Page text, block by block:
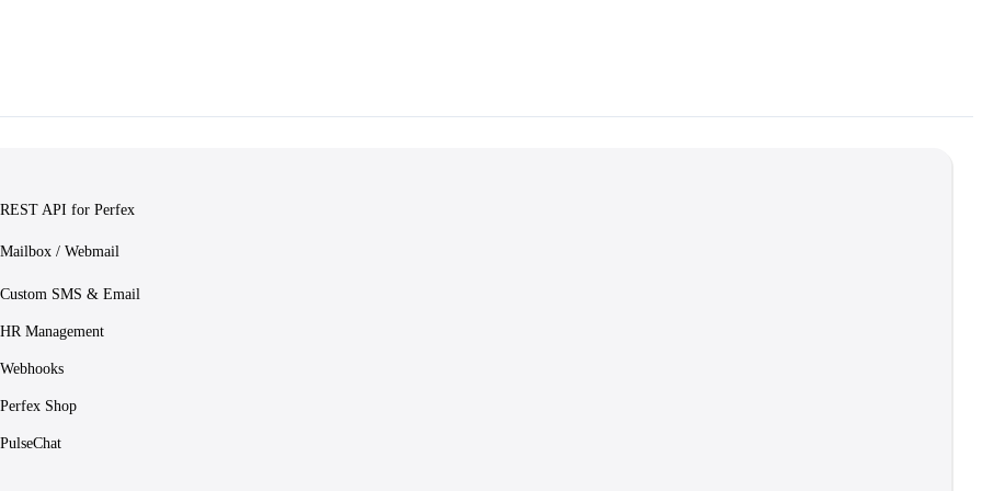
REST API for Perfex
Mailbox / Webmail
Custom SMS & Email
HR Management
Webhooks
Perfex Shop
PulseChat